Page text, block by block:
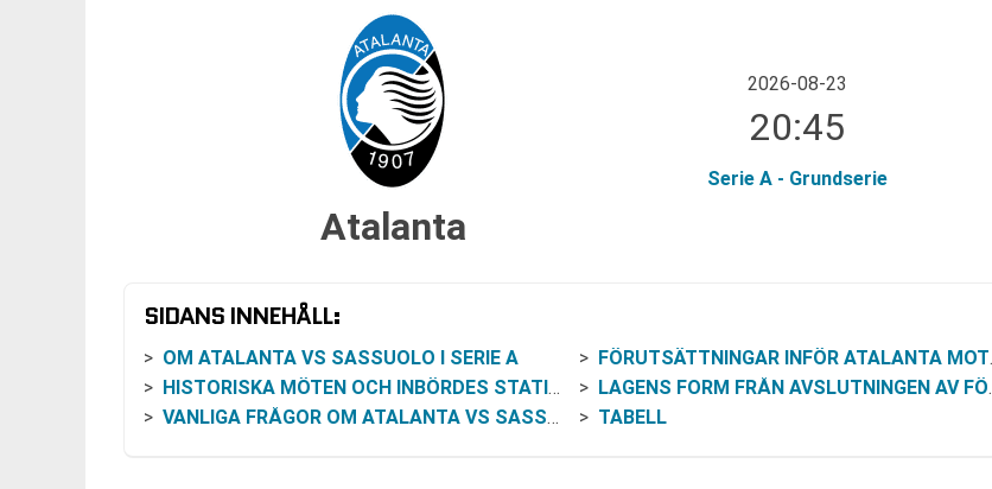
Atalanta
2026-08-23
20:45
Serie A - Grundserie
SIDANS INNEHÅLL:
OM ATALANTA VS SASSUOLO I SERIE A FÖRUTSÄTTNINGAR INFÖR ATALANTA MOT SASSUOLO I PREMIÄREN
HISTORISKA MÖTEN OCH INBÖRDES STATISTIK
LAGENS FORM FRÅN AVSLUTNINGEN AV FÖREGÅENDE SÄSONG
VANLIGA FRÅGOR OM ATALANTA VS SASSUOLO
TABELL